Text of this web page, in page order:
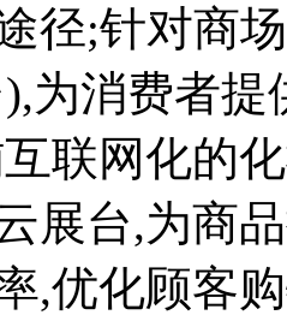
径;针对商
为消费者提
联网化的
展台,为商
,优化顾客